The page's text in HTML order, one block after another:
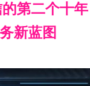
第二个十年
新蓝图